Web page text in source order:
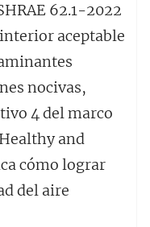
62.1-2022
aceptable
nocivas,
4 del marco
and
cómo lograr
del aire